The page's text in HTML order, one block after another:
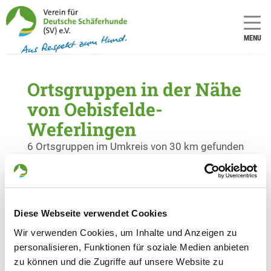
Diese Webseite verwendet Cookies
Wir verwenden Cookies, um Inhalte und Anzeigen zu
personalisieren, Funktionen für soziale Medien anbieten
zu können und die Zugriffe auf unsere Website zu
MENU
Ortsgruppen in der Nähe
von Oebisfelde-
Weferlingen
6 Ortsgruppen im Umkreis von 30 km gefunden
OG - Boldecker Land e.V.
38557 Osloß
OG - Gifhorn
III Koppelweg 2